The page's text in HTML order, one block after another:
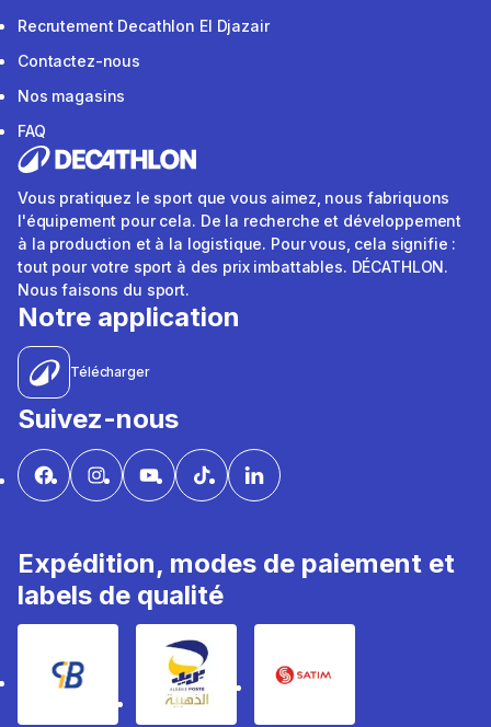
Recrutement Decathlon El Djazair
Contactez-nous
Nos magasins
FAQ
Vous pratiquez le sport que vous aimez, nous fabriquons
l'équipement pour cela. De la recherche et développement
à la production et à la logistique. Pour vous, cela signifie :
tout pour votre sport à des prix imbattables. DÉCATHLON.
Nous faisons du sport.
Notre application
Télécharger
Suivez-nous
Expédition, modes de paiement et
labels de qualité